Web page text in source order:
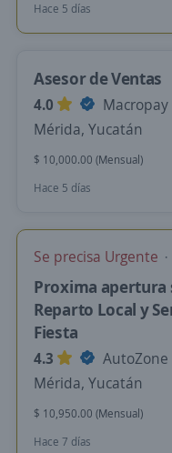
Hace 5 días
Asesor de Ventas
4.0
Macropay
Mérida, Yucatán
$ 10,000.00 (Mensual)
Hace 5 días
Se precisa Urgente
Proxima apertura
Reparto Local y
Fiesta
4.3
AutoZone
Mérida, Yucatán
$ 10,950.00 (Mensual)
Hace 7 días